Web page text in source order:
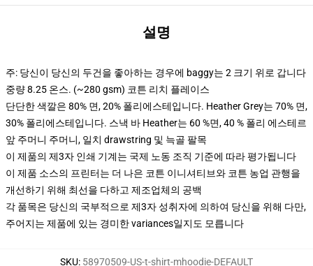
설명
주: 당신이 당신의 두건을 좋아하는 경우에 baggy는 2 크기 위로 갑니다
중량 8.25 온스. (~280 gsm) 코튼 리치 플레이스
단단한 색깔은 80% 면, 20% 폴리에스테입니다. Heather Grey는 70% 면,
30% 폴리에스테입니다. 스낵 바 Heather는 60 %면, 40 % 폴리 에스테르
앞 주머니 주머니, 일치 drawstring 및 늑골 팔목
이 제품의 제3자 인쇄 기계는 국제 노동 조직 기준에 따라 평가됩니다
이 제품 소스의 프린터는 더 나은 코튼 이니셔티브와 코튼 농업 관행을
개선하기 위해 최선을 다하고 제조업체의 공백
각 품목은 당신의 국부적으로 제3자 성취자에 의하여 당신을 위해 다만,
주어지는 제품에 있는 경미한 variances일지도 모릅니다
SKU: 58970509-US-t-shirt-mhoodie-DEFAULT